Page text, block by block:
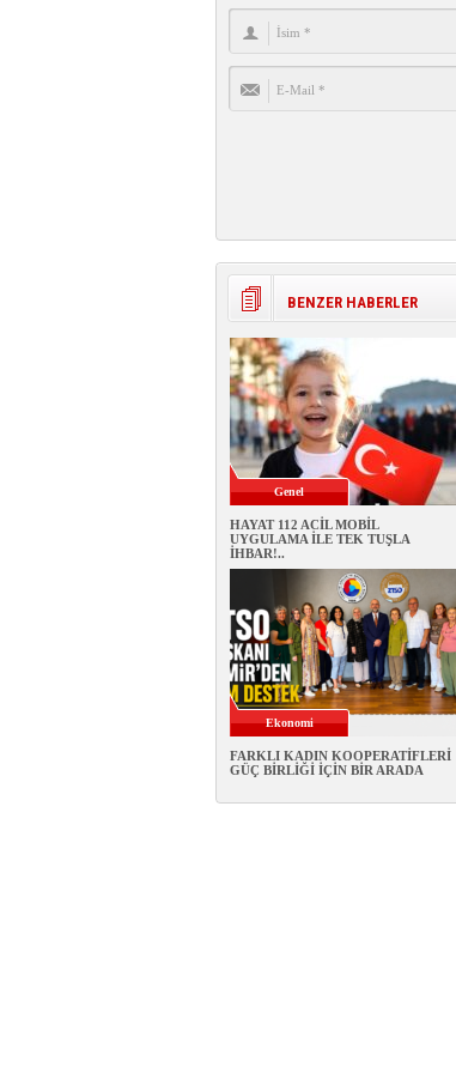
BENZER HABERLER
Genel
HAYAT 112 ACİL MOBİL
UYGULAMA İLE TEK TUŞLA
İHBAR!..
Ekonomi
FARKLI KADIN KOOPERATİFLERİ
GÜÇ BİRLİĞİ İÇİN BİR ARADA